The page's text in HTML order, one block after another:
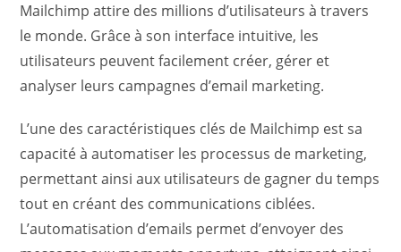
Mailchimp attire des millions d’utilisateurs à travers
le monde. Grâce à son interface intuitive, les
utilisateurs peuvent facilement créer, gérer et
analyser leurs campagnes d’email marketing.
L’une des caractéristiques clés de Mailchimp est sa
capacité à automatiser les processus de marketing,
permettant ainsi aux utilisateurs de gagner du temps
tout en créant des communications ciblées.
L’automatisation d’emails permet d’envoyer des